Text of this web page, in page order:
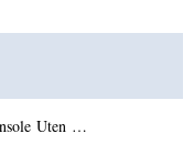
Uten …